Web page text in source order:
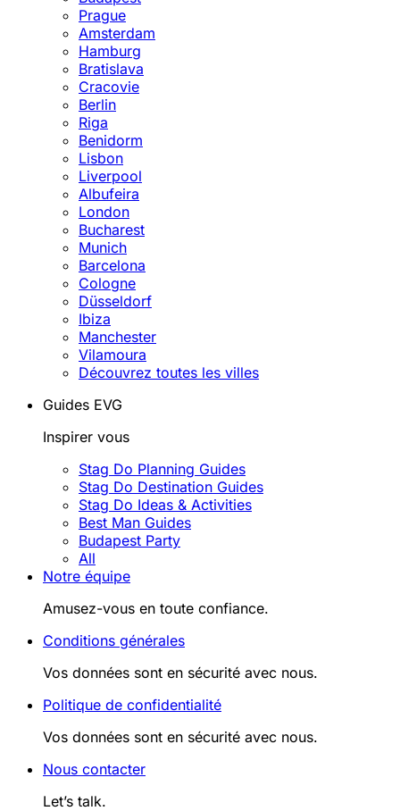
Prague
Amsterdam
Hamburg
Bratislava
Cracovie
Berlin
Riga
Benidorm
Lisbon
Liverpool
Albufeira
London
Bucharest
Munich
Barcelona
Cologne
Düsseldorf
Ibiza
Manchester
Vilamoura
Découvrez toutes les villes
Guides EVG
Inspirer vous
Stag Do Planning Guides
Stag Do Destination Guides
Stag Do Ideas & Activities
Best Man Guides
Budapest Party
All
Notre équipe
Amusez-vous en toute confiance.
Conditions générales
Vos données sont en sécurité avec nous.
Politique de confidentialité
Vos données sont en sécurité avec nous.
Nous contacter
Let’s talk.